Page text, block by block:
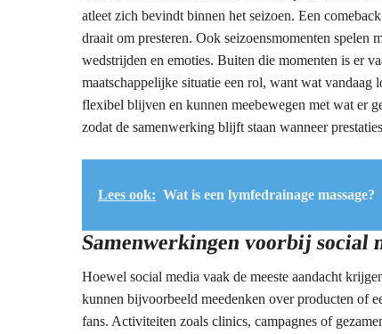
atleet zich bevindt binnen het seizoen. Een
draait om presteren. Ook seizoensmomenten spelen
wedstrijden en emoties. Buiten die momenten is er
maatschappelijke situatie een rol, want wat
flexibel blijven en kunnen meebewegen met wat er
zodat de samenwerking blijft staan wanneer
Lees ook: Wat is een lymfedrainage massage?
Samenwerkingen voorbij social
Hoewel social media vaak de meeste aandacht
kunnen bijvoorbeeld meedenken over producten of
fans. Activiteiten zoals clinics, campagnes of